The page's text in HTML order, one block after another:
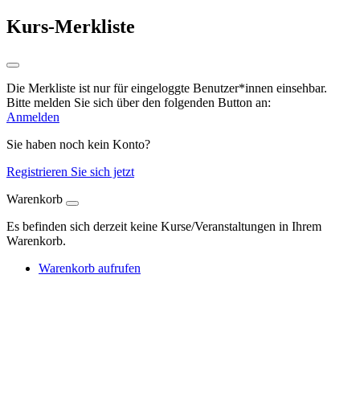
Kurs-Merkliste
Die Merkliste ist nur für eingeloggte Benutzer*innen einsehbar.
Bitte melden Sie sich über den folgenden Button an:
Anmelden
Sie haben noch kein Konto?
Registrieren Sie sich jetzt
Warenkorb
Es befinden sich derzeit keine Kurse/Veranstaltungen in Ihrem
Warenkorb.
Warenkorb aufrufen